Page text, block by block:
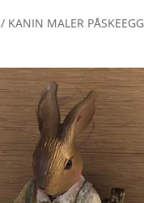
/ KANIN MALER PÅSKEEGG